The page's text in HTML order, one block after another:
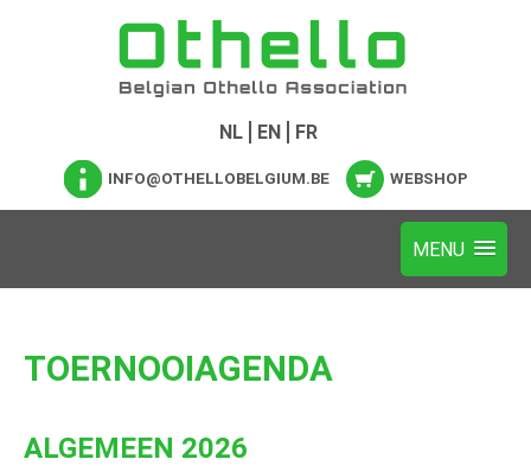
NL EN FR
INFO@OTHELLOBELGIUM.BE WEBSHOP
TOERNOOIAGENDA
ALGEMEEN 2026